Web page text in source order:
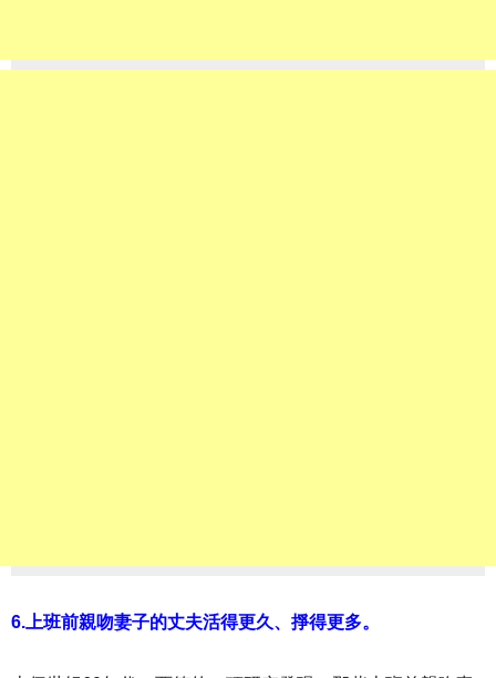
6.上班前親吻妻子的丈夫活得更久、掙得更多。